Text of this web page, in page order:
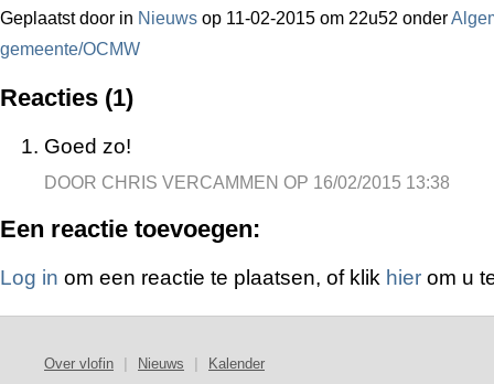
Geplaatst door in Nieuws op 11-02-2015 om 22u52 onder
gemeente/OCMW
Reacties (1)
Goed zo!
DOOR CHRIS VERCAMMEN OP 16/02/2015 13:38
Een reactie toevoegen:
Log in om een reactie te plaatsen, of klik hier om u
Over vlofin Nieuws Kalender